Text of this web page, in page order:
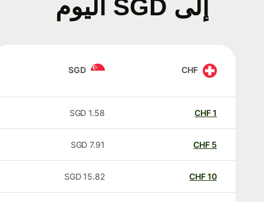
إلى SGD اليوم
CHF
SGD
CHF
1.58
SGD
CHF
7.91
SGD
CHF
15.82
SGD